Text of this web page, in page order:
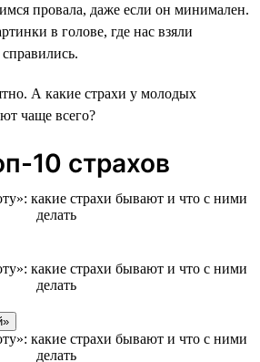
провала, даже если он минимален.
в голове, где нас взяли
А какие страхи у молодых
чаще всего?
10 страхов